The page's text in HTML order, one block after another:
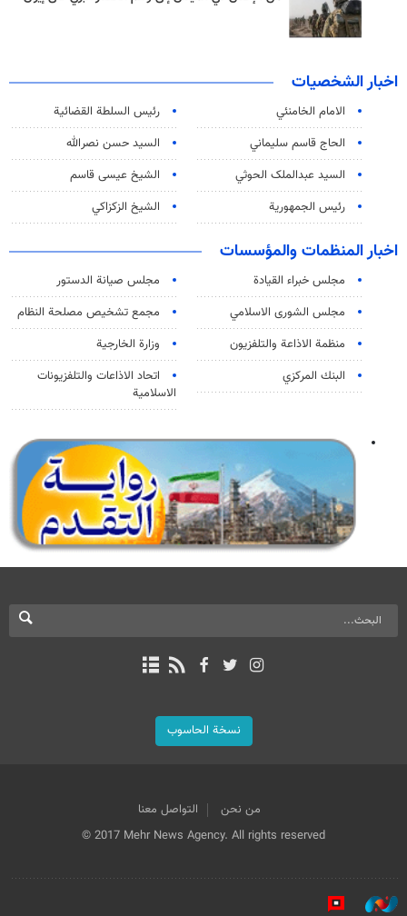
اخبار الشخصيات
الامام الخامنئي
رئیس السلطة القضائیة
الحاج قاسم سليماني
السيد حسن نصرالله
السید عبدالملک الحوثي
الشيخ عيسى قاسم
رئيس الجمهورية
الشيخ الزكزاكي
اخبار المنظمات والمؤسسات
مجلس خبراء القيادة
مجلس صيانة الدستور
مجلس الشورى الاسلامي
مجمع تشخيص مصلحة النظام
منظمة الاذاعة والتلفزیون
وزارة الخارجية
البنك المركزي
اتحاد الاذاعات والتلفزيونات
الاسلامية
نسخة الحاسوب
من نحن
التواصل معنا
© 2017 Mehr News Agency. All rights reserved